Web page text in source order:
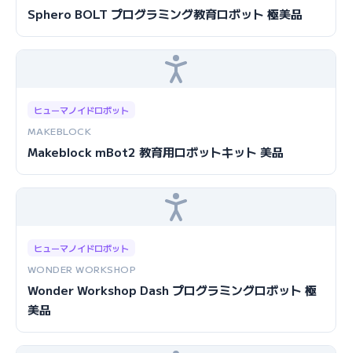
Sphero BOLT プログラミング教育ロボット 極美品
ヒューマノイドロボット
MAKEBLOCK
Makeblock mBot2 教育用ロボットキット 美品
ヒューマノイドロボット
WONDER WORKSHOP
Wonder Workshop Dash プログラミングロボット 極
美品